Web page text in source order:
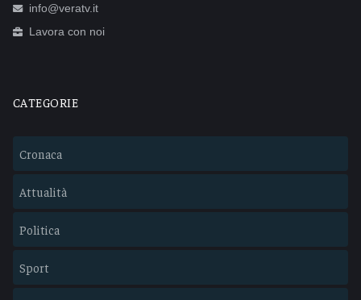
info@veratv.it
Lavora con noi
CATEGORIE
Cronaca
Attualità
Politica
Sport